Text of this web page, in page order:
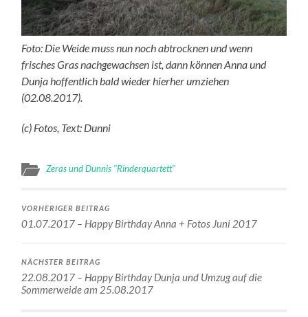
Foto: Die Weide muss nun noch abtrocknen und wenn
frisches Gras nachgewachsen ist, dann können Anna und
Dunja hoffentlich bald wieder hierher umziehen
(02.08.2017).
(c) Fotos, Text: Dunni
Zeras und Dunnis "Rinderquartett"
VORHERIGER BEITRAG
01.07.2017 – Happy Birthday Anna + Fotos Juni 2017
NÄCHSTER BEITRAG
22.08.2017 – Happy Birthday Dunja und Umzug auf die
Sommerweide am 25.08.2017